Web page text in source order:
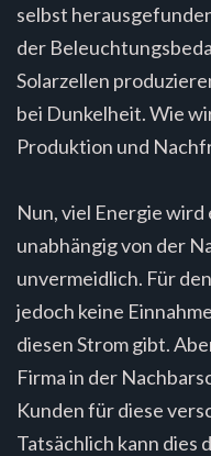
selbst
der
Solarzellen
bei Dunkelheit. Wie
Produktion und
Nun, viel Energie
unabhängig von der
unvermeidlich. Für
jedoch keine
diesen Strom gibt.
Firma in der
Kunden für diese
Tatsächlich kann dies